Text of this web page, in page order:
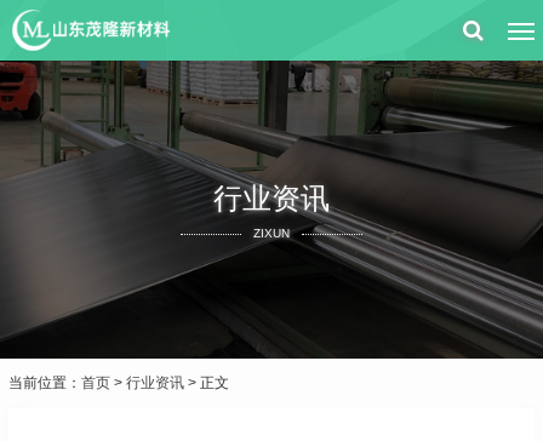
行业资讯
ZIXUN
当前位置： 首页 > 行业资讯 > 正文